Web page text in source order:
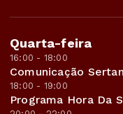
Quarta-feira
16:00 - 18:00
Comunicação
18:00 - 19:00
Programa Hora Da